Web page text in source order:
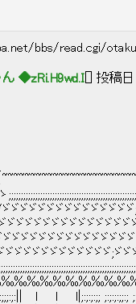
bbs/read.cgi/
ん ◆zRi.H9wd.I [] 投稿
ゞゞゞゞゞゞゞゞゞゞ;
ゞゞゞゞゞゞゞゞゞゞゞゞ
ゞゞゞゞゞゞゞゞゞゞゞゞ:
ゞゞゞゞゞゞゞゞゞゞ;ゞゞゞ
％《
l:;:::;;;:;:|| l l l|;:;:;:;;